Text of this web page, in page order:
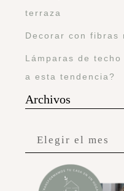
terraza
Decorar con fibras
Lámparas de
a esta tendencia?
Archivos